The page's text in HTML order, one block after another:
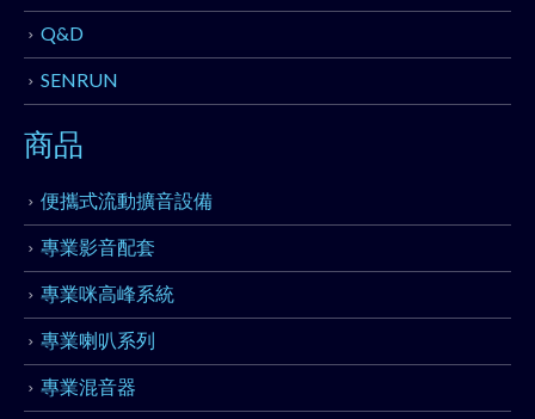
Q&D
SENRUN
商品
便攜式流動擴音設備
專業影音配套
專業咪高峰系統
專業喇叭系列
專業混音器